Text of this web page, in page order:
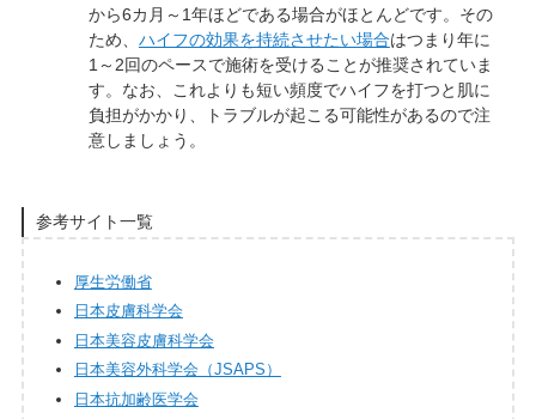
から6カ月～1年ほどである場合がほとんどです。その
ため、 ハイフの効果を持続させたい場合はつまり年に
1～2回のペースで施術を受けることが推奨されていま
す。なお、これよりも短い頻度でハイフを打つと肌に
負担がかかり、トラブルが起こる可能性があるので注
意しましょう。
参考サイト一覧
厚生労働省
日本皮膚科学会
日本美容皮膚科学会
日本美容外科学会（JSAPS）
日本抗加齢医学会